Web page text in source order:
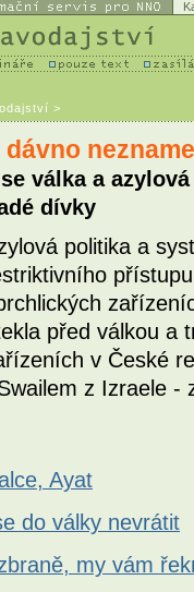
>
válka a
dívky
politika a
před válkou a
v České
z Izraele
Ayat
do války nevrátit
my vám